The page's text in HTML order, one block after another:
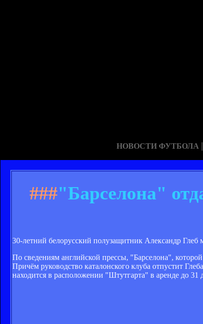
НОВОСТИ ФУТБОЛА |
###"Барселона"
30-летний белорусский полузащитник Александр
По сведениям английской прессы, "Барселона",
Причём руководство каталонского клуба отпустит
находится в расположении "Штутгарта" в аренде до 31